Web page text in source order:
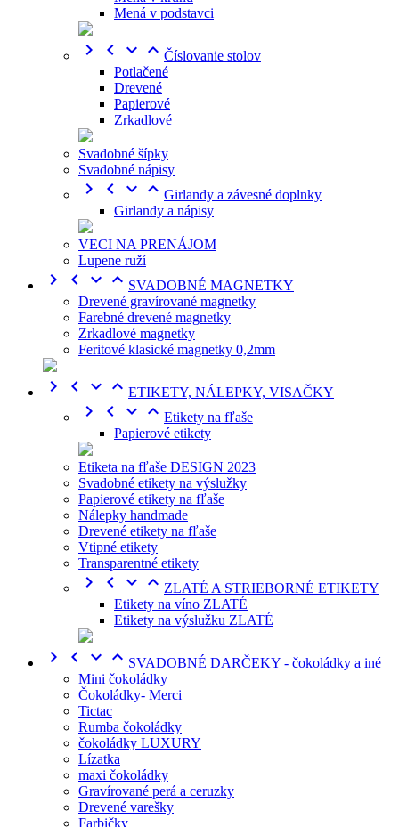
Mená v podstavci
    Číslovanie stolov
Potlačené
Drevené
Papierové
Zrkadlové
Svadobné šípky
Svadobné nápisy
    Girlandy a závesné doplnky
Girlandy a nápisy
VECI NA PRENÁJOM
Lupene ruží
    SVADOBNÉ MAGNETKY
Drevené gravírované magnetky
Farebné drevené magnetky
Zrkadlové magnetky
Feritové klasické magnetky 0,2mm
    ETIKETY, NÁLEPKY, VISAČKY
    Etikety na fľaše
Papierové etikety
Etiketa na fľaše DESIGN 2023
Svadobné etikety na výslužky
Papierové etikety na fľaše
Nálepky handmade
Drevené etikety na fľaše
Vtipné etikety
Transparentné etikety
    ZLATÉ A STRIEBORNÉ ETIKETY
Etikety na víno ZLATÉ
Etikety na výslužku ZLATÉ
    SVADOBNÉ DARČEKY - čokoládky a iné
Mini čokoládky
Čokoládky- Merci
Tictac
Rumba čokoládky
čokoládky LUXURY
Lízatka
maxi čokoládky
Gravírované perá a ceruzky
Drevené varešky
Farbičky